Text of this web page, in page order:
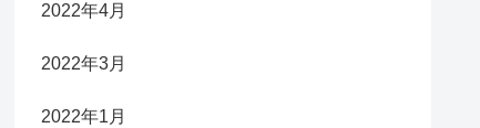
2022年4月
2022年3月
2022年1月